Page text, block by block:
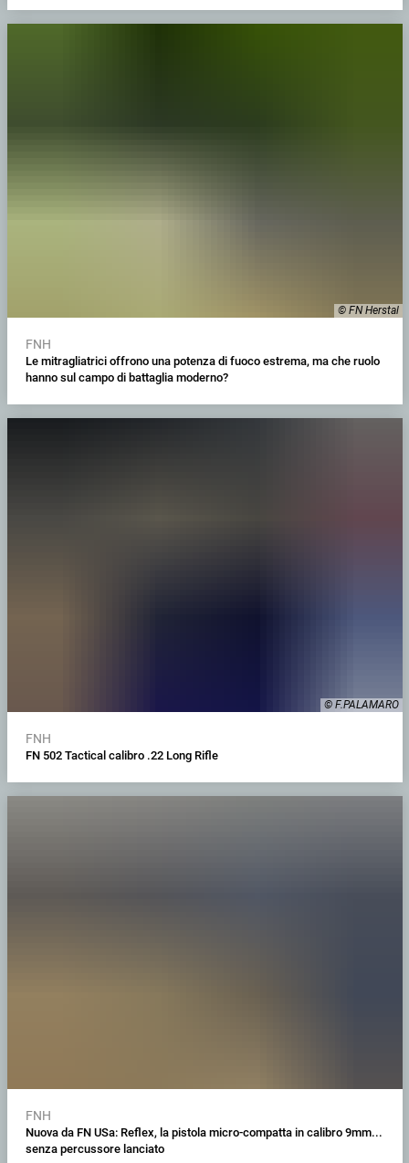
© FN Herstal
FNH
Le mitragliatrici offrono una potenza di fuoco estrema, ma che ruolo
hanno sul campo di battaglia moderno?
© F.PALAMARO
FNH
FN 502 Tactical calibro .22 Long Rifle
FNH
Nuova da FN USa: Reflex, la pistola micro-compatta in calibro 9mm...
senza percussore lanciato